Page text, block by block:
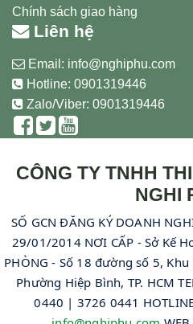
Chính sách giao hàng
Liên hệ
Email: info@nghiphu.com
Hotline: 0901319446
Zalo/Viber: 0901319446
CÔNG TY TNHH
NGHI
SỐ GCN ĐĂNG KÝ DOANH
29/01/2014 NƠI CẤP - Sở Kế
PHÒNG - Số 18 đường số 5,
Phường Hiệp Bình, TP. HCM
0440 | 3726 0441